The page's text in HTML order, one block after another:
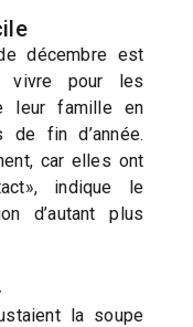
décembre est
vivre pour les
leur famille en
de fin d’année.
car elles ont
indique le
d’autant plus
la soupe